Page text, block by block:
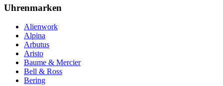
Uhrenmarken
Alienwork
Alpina
Arbutus
Aristo
Baume & Mercier
Bell & Ross
Bering